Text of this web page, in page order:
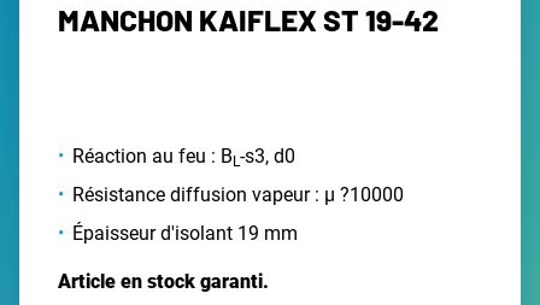
MANCHON KAIFLEX ST 19-42
Réaction au feu : B L-s3, d0
Résistance diffusion vapeur : µ ?10000
Épaisseur d'isolant 19 mm
Article en stock garanti.